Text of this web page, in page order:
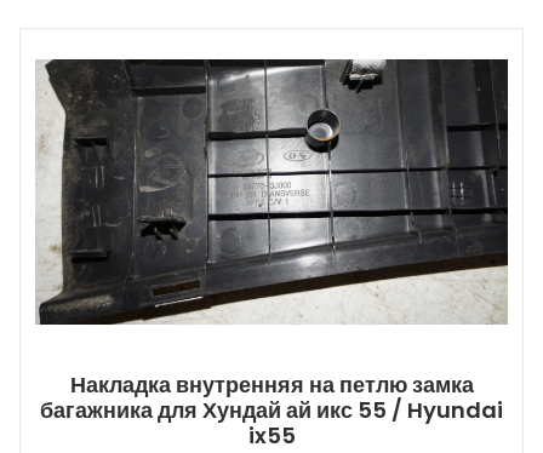
Накладка внутренняя на петлю замка
багажника для Хундай ай икс 55 / Hyundai
ix55